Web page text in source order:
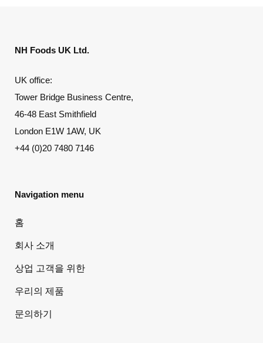
NH Foods UK Ltd.
UK office:
Tower Bridge Business Centre,
46-48 East Smithfield
London E1W 1AW, UK
+44 (0)20 7480 7146
Navigation menu
홈
회사 소개
상업 고객을 위한
우리의 제품
문의하기